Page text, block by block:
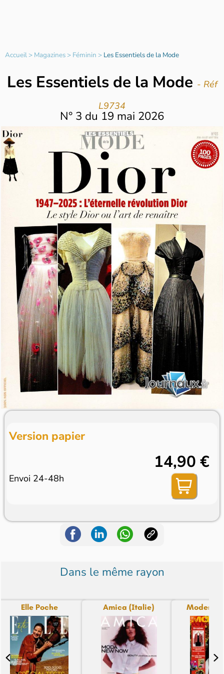
Accueil> Magazines> Féminin > Les Essentiels de la Mode
Les Essentiels de la Mode - Réf
L9734
N° 3 du 19 mai 2026
Version papier
Envoi 24-48h
14,90 €
Dans le même rayon
Elle Poche Amica (Italie) Modes &